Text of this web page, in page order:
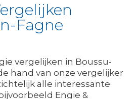
Fagne
vergelijken in Boussu-
hand van onze vergelijker
alle interessante
Engie &